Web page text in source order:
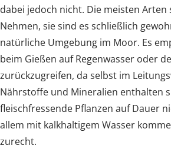
dabei jedoch nicht. Die meisten Arten
Nehmen, sie sind es schließlich
natürliche Umgebung im Moor. Es
beim Gießen auf Regenwasser oder
zurückzugreifen, da selbst im
Nährstoffe und Mineralien enthalten
fleischfressende Pflanzen auf Dauer
allem mit kalkhaltigem Wasser
zurecht.